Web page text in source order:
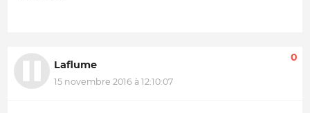
Laflume
15 novembre 2016 à 12:10:07
0